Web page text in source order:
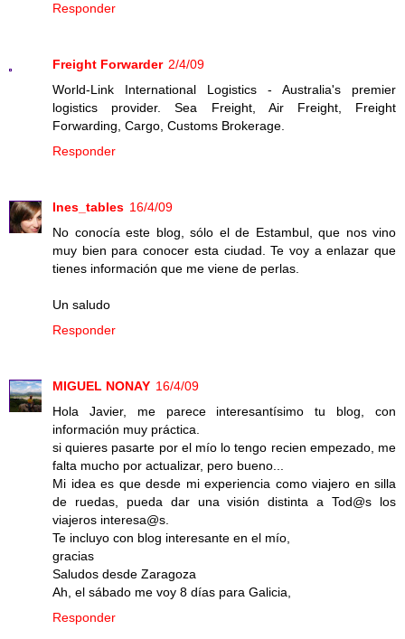
Responder
Freight Forwarder 2/4/09
World-Link International Logistics - Australia's premier
logistics provider. Sea Freight, Air Freight, Freight
Forwarding, Cargo, Customs Brokerage.
Responder
Ines_tables 16/4/09
No conocía este blog, sólo el de Estambul, que nos vino
muy bien para conocer esta ciudad. Te voy a enlazar que
tienes información que me viene de perlas.
Un saludo
Responder
MIGUEL NONAY 16/4/09
Hola Javier, me parece interesantísimo tu blog, con
información muy práctica.
si quieres pasarte por el mío lo tengo recien empezado, me
falta mucho por actualizar, pero bueno...
Mi idea es que desde mi experiencia como viajero en silla
de ruedas, pueda dar una visión distinta a Tod@s los
viajeros interesa@s.
Te incluyo con blog interesante en el mío,
gracias
Saludos desde Zaragoza
Ah, el sábado me voy 8 días para Galicia,
Responder